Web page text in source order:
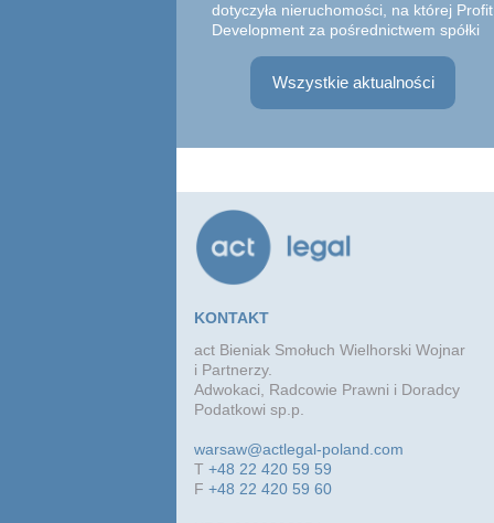
dotyczyła nieruchomości, na której Profit
Development za pośrednictwem spółki
Wszystkie aktualności
KONTAKT
act Bieniak Smołuch Wielhorski Wojnar
i Partnerzy.
Adwokaci, Radcowie Prawni i Doradcy
Podatkowi sp.p.
warsaw@actlegal-poland.com
T+48 22 420 59 59
F+48 22 420 59 60